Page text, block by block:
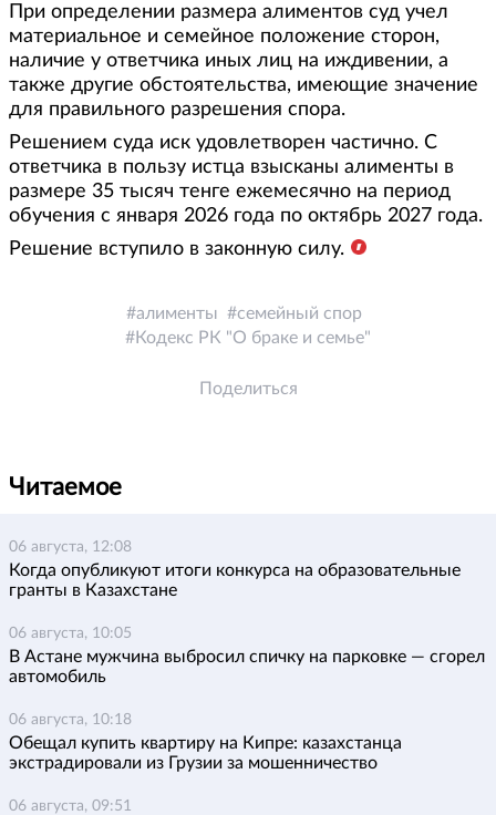
При определении размера алиментов суд учел
материальное и семейное положение сторон,
наличие у ответчика иных лиц на иждивении, а
также другие обстоятельства, имеющие значение
для правильного разрешения спора.
Решением суда иск удовлетворен частично. С
ответчика в пользу истца взысканы алименты в
размере 35 тысяч тенге ежемесячно на период
обучения с января 2026 года по октябрь 2027 года.
Решение вступило в законную силу.
алименты
семейный спор
Кодекс РК "О браке и семье"
Поделиться
Читаемое
06 августа, 12:08
Когда опубликуют итоги конкурса на образовательные
гранты в Казахстане
06 августа, 10:05
В Астане мужчина выбросил спичку на парковке — сгорел
автомобиль
06 августа, 10:18
Обещал купить квартиру на Кипре: казахстанца
экстрадировали из Грузии за мошенничество
06 августа, 09:51